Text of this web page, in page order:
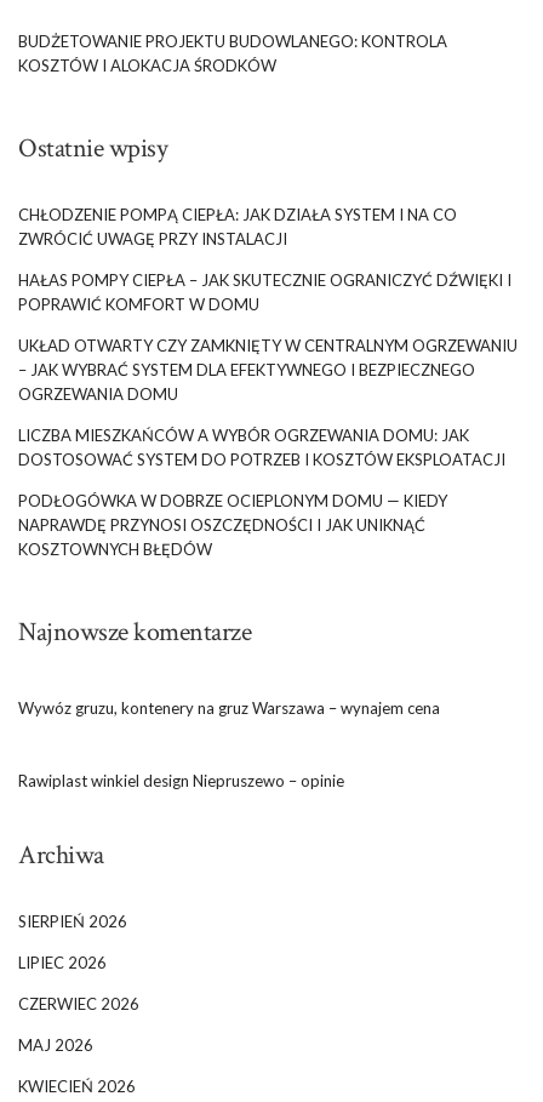
BUDŻETOWANIE PROJEKTU BUDOWLANEGO: KONTROLA
KOSZTÓW I ALOKACJA ŚRODKÓW
Ostatnie wpisy
CHŁODZENIE POMPĄ CIEPŁA: JAK DZIAŁA SYSTEM I NA CO
ZWRÓCIĆ UWAGĘ PRZY INSTALACJI
HAŁAS POMPY CIEPŁA – JAK SKUTECZNIE OGRANICZYĆ DŹWIĘKI I
POPRAWIĆ KOMFORT W DOMU
UKŁAD OTWARTY CZY ZAMKNIĘTY W CENTRALNYM OGRZEWANIU
– JAK WYBRAĆ SYSTEM DLA EFEKTYWNEGO I BEZPIECZNEGO
OGRZEWANIA DOMU
LICZBA MIESZKAŃCÓW A WYBÓR OGRZEWANIA DOMU: JAK
DOSTOSOWAĆ SYSTEM DO POTRZEB I KOSZTÓW EKSPLOATACJI
PODŁOGÓWKA W DOBRZE OCIEPLONYM DOMU — KIEDY
NAPRAWDĘ PRZYNOSI OSZCZĘDNOŚCI I JAK UNIKNĄĆ
KOSZTOWNYCH BŁĘDÓW
Najnowsze komentarze
Wywóz gruzu, kontenery na gruz Warszawa – wynajem cena
Rawiplast winkiel design Niepruszewo – opinie
Archiwa
SIERPIEŃ 2026
LIPIEC 2026
CZERWIEC 2026
MAJ 2026
KWIECIEŃ 2026